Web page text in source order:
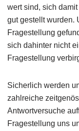
wert sind, sich
gut gestellt wurden.
Fragestellung
sich dahinter nicht
Fragestellung
Sicherlich werden
zahlreiche
Antwortversuche
Fragestellung uns